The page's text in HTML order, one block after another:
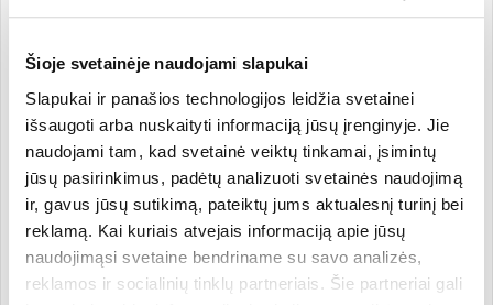
Šioje svetainėje naudojami slapukai
Slapukai ir panašios technologijos leidžia svetainei
išsaugoti arba nuskaityti informaciją jūsų įrenginyje. Jie
naudojami tam, kad svetainė veiktų tinkamai, įsimintų
jūsų pasirinkimus, padėtų analizuoti svetainės naudojimą
ir, gavus jūsų sutikimą, pateiktų jums aktualesnį turinį bei
reklamą. Kai kuriais atvejais informaciją apie jūsų
naudojimąsi svetaine bendriname su savo analizės,
reklamos ir socialinių tinklų partneriais. Šie partneriai gali
загрязнения белья (см. таблицу на упаковке). Один
Вызывает серьезное раздражение глаз. Хранить в
недоступном для детей месте.
Производитель